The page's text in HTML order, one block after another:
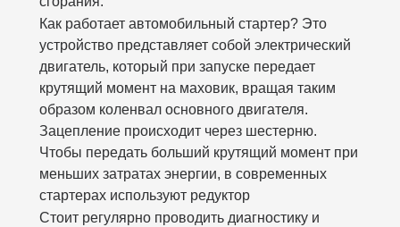
Как работает автомобильный стартер? Это
устройство представляет собой электрический
двигатель, который при запуске передает
крутящий момент на маховик, вращая таким
образом коленвал основного двигателя.
Зацепление происходит через шестерню.
Чтобы передать больший крутящий момент при
меньших затратах энергии, в современных
стартерах используют редуктор
Стоит регулярно проводить диагностику и